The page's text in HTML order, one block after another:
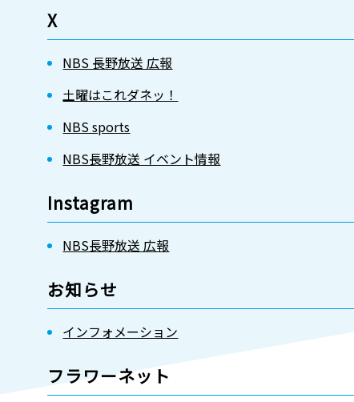
X
NBS 長野放送 広報
土曜はこれダネッ！
NBS sports
NBS長野放送 イベント情報
Instagram
NBS長野放送 広報
お知らせ
インフォメーション
フラワーネット